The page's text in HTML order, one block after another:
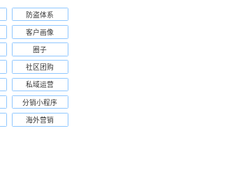
防盗体系
客户画像
圈子
社区团购
私域运营
分销小程序
海外营销